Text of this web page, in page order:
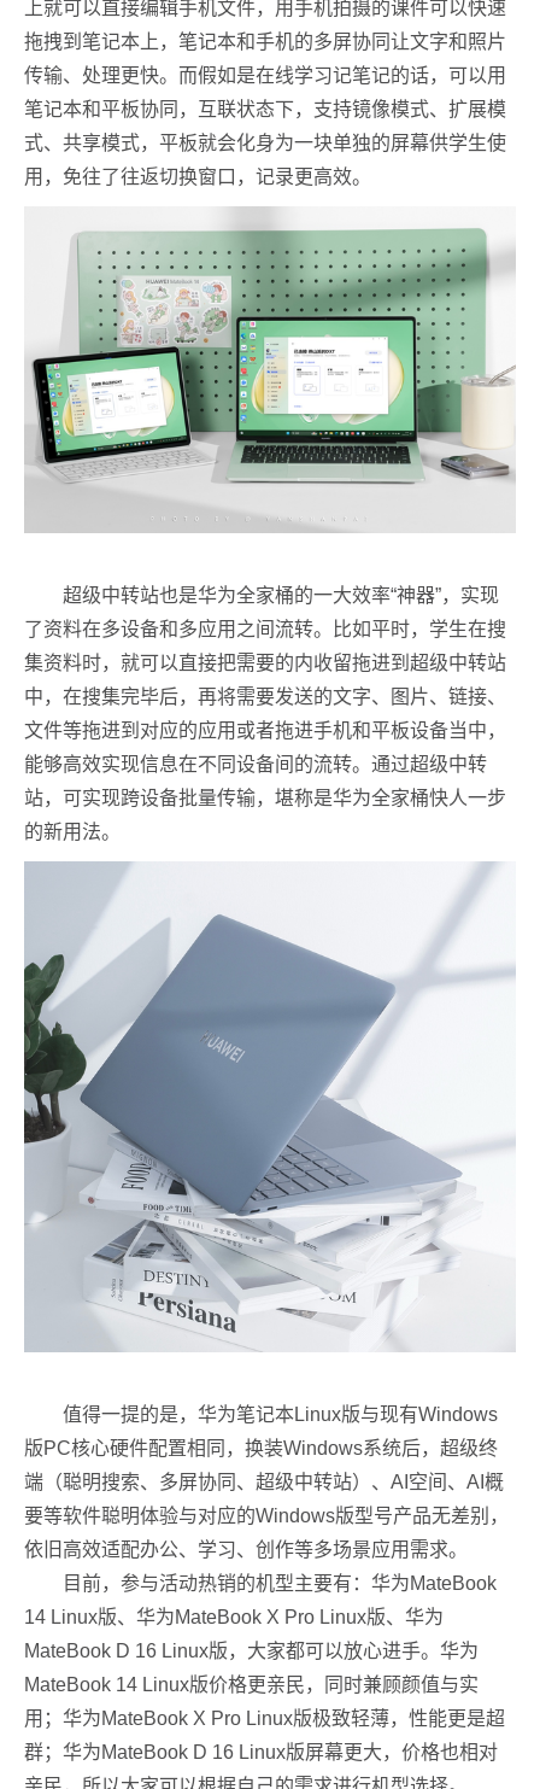
上就可以直接编辑手机文件，用手机拍摄的课件可以快速
拖拽到笔记本上，笔记本和手机的多屏协同让文字和照片
传输、处理更快。而假如是在线学习记笔记的话，可以用
笔记本和平板协同，互联状态下，支持镜像模式、扩展模
式、共享模式，平板就会化身为一块单独的屏幕供学生使
用，免往了往返切换窗口，记录更高效。
超级中转站也是华为全家桶的一大效率“神器”，实现
了资料在多设备和多应用之间流转。比如平时，学生在搜
集资料时，就可以直接把需要的内收留拖进到超级中转站
中，在搜集完毕后，再将需要发送的文字、图片、链接、
文件等拖进到对应的应用或者拖进手机和平板设备当中，
能够高效实现信息在不同设备间的流转。通过超级中转
站，可实现跨设备批量传输，堪称是华为全家桶快人一步
的新用法。
值得一提的是，华为笔记本Linux版与现有Windows
版PC核心硬件配置相同，换装Windows系统后，超级终
端（聪明搜索、多屏协同、超级中转站）、AI空间、AI概
要等软件聪明体验与对应的Windows版型号产品无差别，
依旧高效适配办公、学习、创作等多场景应用需求。
目前，参与活动热销的机型主要有：华为MateBook
14 Linux版、华为MateBook X Pro Linux版、华为
MateBook D 16 Linux版，大家都可以放心进手。华为
MateBook 14 Linux版价格更亲民，同时兼顾颜值与实
用；华为MateBook X Pro Linux版极致轻薄，性能更是超
群；华为MateBook D 16 Linux版屏幕更大，价格也相对